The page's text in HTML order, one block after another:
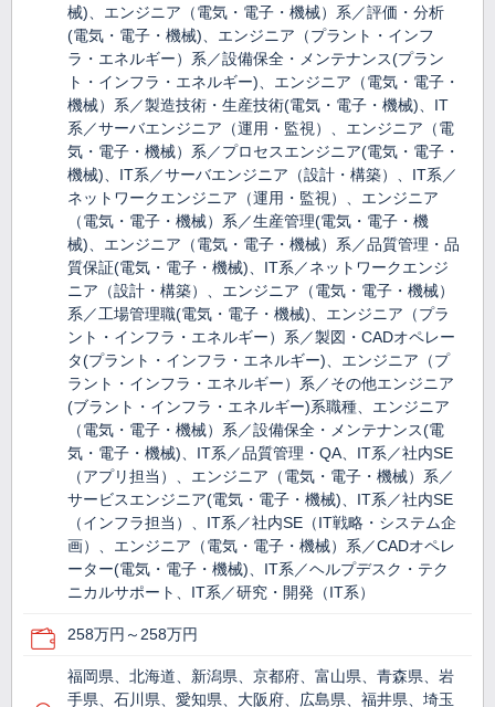
械)、エンジニア（電気・電子・機械）系／評価・分析
(電気・電子・機械)、エンジニア（プラント・インフ
ラ・エネルギー）系／設備保全・メンテナンス(プラン
ト・インフラ・エネルギー)、エンジニア（電気・電子・
機械）系／製造技術・生産技術(電気・電子・機械)、IT
系／サーバエンジニア（運用・監視）、エンジニア（電
気・電子・機械）系／プロセスエンジニア(電気・電子・
機械)、IT系／サーバエンジニア（設計・構築）、IT系／
ネットワークエンジニア（運用・監視）、エンジニア
（電気・電子・機械）系／生産管理(電気・電子・機
械)、エンジニア（電気・電子・機械）系／品質管理・品
質保証(電気・電子・機械)、IT系／ネットワークエンジ
ニア（設計・構築）、エンジニア（電気・電子・機械）
系／工場管理職(電気・電子・機械)、エンジニア（プラ
ント・インフラ・エネルギー）系／製図・CADオペレー
タ(プラント・インフラ・エネルギー)、エンジニア（プ
ラント・インフラ・エネルギー）系／その他エンジニア
(ブラント・インフラ・エネルギー)系職種、エンジニア
（電気・電子・機械）系／設備保全・メンテナンス(電
気・電子・機械)、IT系／品質管理・QA、IT系／社内SE
（アプリ担当）、エンジニア（電気・電子・機械）系／
サービスエンジニア(電気・電子・機械)、IT系／社内SE
（インフラ担当）、IT系／社内SE（IT戦略・システム企
画）、エンジニア（電気・電子・機械）系／CADオペレ
ーター(電気・電子・機械)、IT系／ヘルプデスク・テク
ニカルサポート、IT系／研究・開発（IT系）
258万円～258万円
福岡県、北海道、新潟県、京都府、富山県、青森県、岩
手県、石川県、愛知県、大阪府、広島県、福井県、埼玉